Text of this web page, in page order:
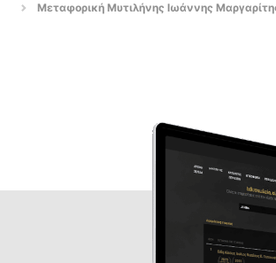
Μεταφορική Μυτιλήνης Ιωάννης